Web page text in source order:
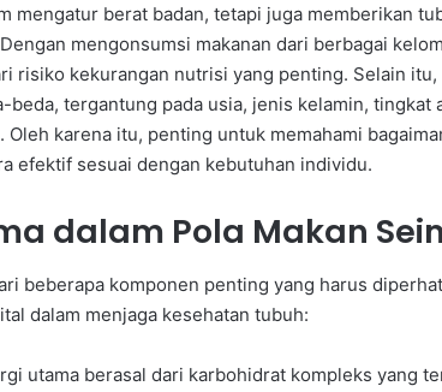
mengatur berat badan, tetapi juga memberikan
mengonsumsi makanan dari berbagai
risiko kekurangan nutrisi yang penting. Selain
tergantung pada usia, jenis kelamin, tingkat
karena itu, penting untuk memahami
efektif sesuai dengan kebutuhan individu.
dalam Pola Makan
beberapa komponen penting yang harus
dalam menjaga kesehatan tubuh:
utama berasal dari karbohidrat kompleks yang